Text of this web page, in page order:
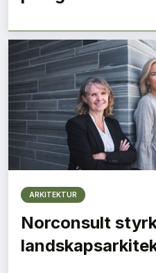
ARKITEKTUR
Norconsult